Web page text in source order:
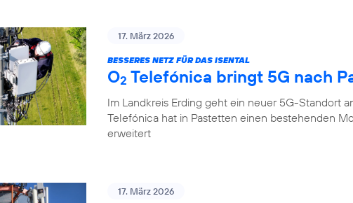
17. März 2026
BESSERES NETZ FÜR DAS ISENTAL
O2 Telefónica bringt 5G nach
Im Landkreis Erding geht ein neuer 5G-Standort
Telefónica hat in Pastetten einen bestehenden
erweitert
17. März 2026